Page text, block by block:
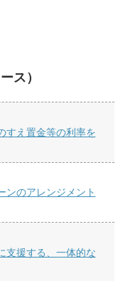
ス）
すえ置金等の利率を
ンのアレンジメント
支援する、一体的な